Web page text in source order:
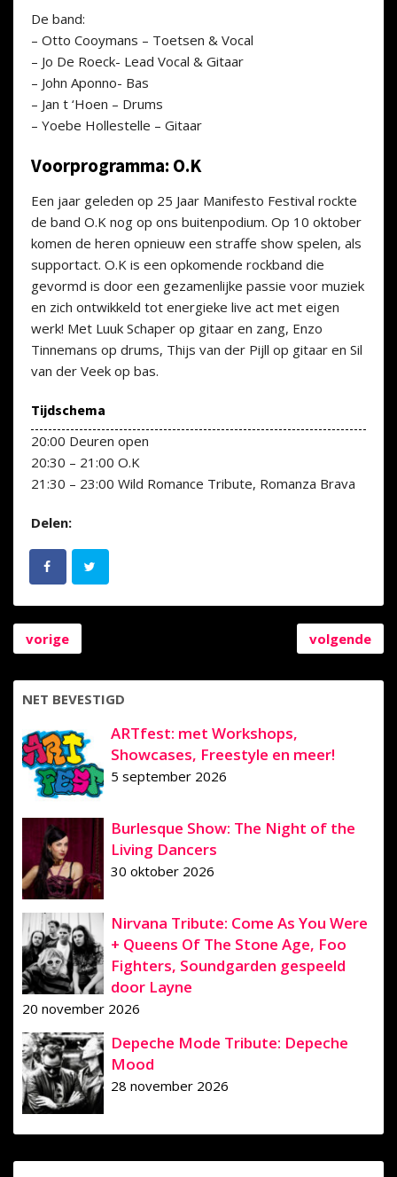
De band:
– Otto Cooymans – Toetsen & Vocal
– Jo De Roeck- Lead Vocal & Gitaar
– John Aponno- Bas
– Jan t ‘Hoen – Drums
– Yoebe Hollestelle – Gitaar
Voorprogramma: O.K
Een jaar geleden op 25 Jaar Manifesto Festival rockte
de band O.K nog op ons buitenpodium. Op 10 oktober
komen de heren opnieuw een straffe show spelen, als
supportact. O.K is een opkomende rockband die
gevormd is door een gezamenlijke passie voor muziek
en zich ontwikkeld tot energieke live act met eigen
werk! Met Luuk Schaper op gitaar en zang, Enzo
Tinnemans op drums, Thijs van der Pijll op gitaar en Sil
van der Veek op bas.
Tijdschema
20:00 Deuren open
20:30 – 21:00 O.K
21:30 – 23:00 Wild Romance Tribute, Romanza Brava
Delen:
vorige volgende
NET BEVESTIGD
ARTfest: met Workshops,
Showcases, Freestyle en meer!
5 september 2026
Burlesque Show: The Night of the
Living Dancers
30 oktober 2026
Nirvana Tribute: Come As You Were
+ Queens Of The Stone Age, Foo
Fighters, Soundgarden gespeeld
door Layne
20 november 2026
Depeche Mode Tribute: Depeche
Mood
28 november 2026